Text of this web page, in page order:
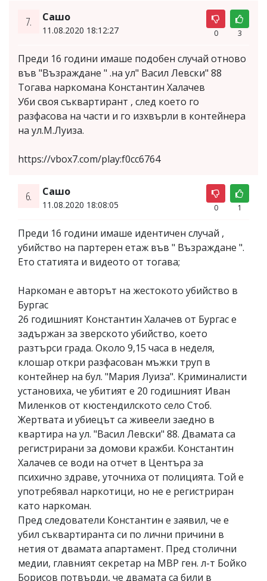
7. Сашо
11.08.2020 18:12:27 0 3
Преди 16 години имаше подобен случай отново
във "Възраждане " .на ул" Васил Левски" 88
Тогава наркомана Константин Халачев
Уби своя съквартирант , след което го
разфасова на части и го изхвърли в контейнера
на ул.М.Луиза.
https://vbox7.com/play:f0cc6764
6. Сашо
11.08.2020 18:08:05 0 1
Преди 16 години имаше идентичен случай ,
убийство на партерен етаж във " Възраждане ".
Ето статията и видеото от тогава;
Наркоман е авторът на жестокото убийство в
Бургас
26 годишният Константин Халачев от Бургас е
задържан за зверското убийство, което
разтърси града. Около 9,15 часа в неделя,
клошар откри разфасован мъжки труп в
контейнер на бул. "Мария Луиза". Криминалисти
установиха, че убитият е 20 годишният Иван
Миленков от кюстендилското село Стоб.
Жертвата и убиецът са живеели заедно в
квартира на ул. "Васил Левски" 88. Двамата са
регистрирани за домови кражби. Константин
Халачев се води на отчет в Центъра за
психично здраве, уточниха от полицията. Той е
употребявал наркотици, но не е регистриран
като наркоман.
Пред следователи Константин е заявил, че е
убил съквартиранта си по лични причини в
нетия от двамата апартамент. Пред столични
медии, главният секретар на МВР ген. л-т Бойко
Борисов потвърди, че двамата са били в